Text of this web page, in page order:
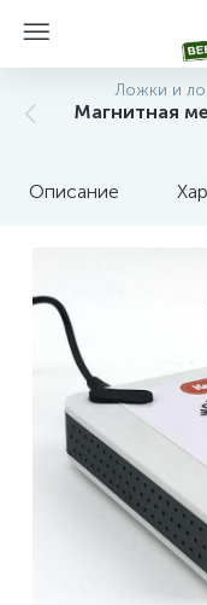
Ложки и
Магнитная
Описание